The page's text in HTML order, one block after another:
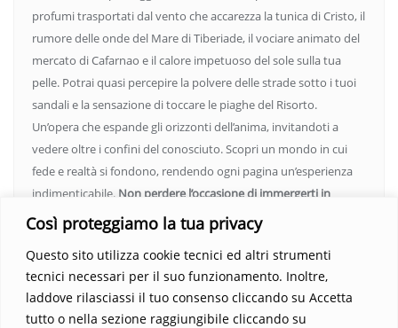
Così proteggiamo la tua privacy
Questo sito utilizza cookie tecnici ed altri strumenti
tecnici necessari per il suo funzionamento. Inoltre,
laddove rilasciassi il tuo consenso cliccando su Accetta
tutto o nella sezione raggiungibile cliccando su
profumi trasportati dal vento che accarezza la tunica di Cristo, il
rumore delle onde del Mare di Tiberiade, il vociare animato del
mercato di Cafarnao e il calore impetuoso del sole sulla tua
pelle. Potrai quasi percepire la polvere delle strade sotto i tuoi
sandali e la sensazione di toccare le piaghe del Risorto.
Un’opera che espande gli orizzonti dell’anima, invitandoti a
vedere oltre i confini del conosciuto. Scopri un mondo in cui
fede e realtà si fondono, rendendo ogni pagina un’esperienza
indimenticabile. Non perdere l’occasione di immergerti in
questo viaggio straordinario. Acquista il libro e lascia che la
Parola trasformi la tua vita